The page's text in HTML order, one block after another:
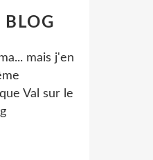
mais j'en
Val sur le